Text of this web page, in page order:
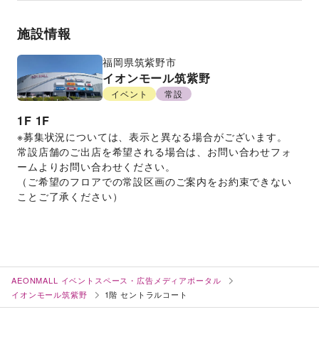
施設情報
福岡県筑紫野市
イオンモール筑紫野
イベント 常設
1F 1F
※募集状況については、表示と異なる場合がございます。
常設店舗のご出店を希望される場合は、お問い合わせフォ
ームよりお問い合わせください。
（ご希望のフロアでの常設区画のご案内をお約束できない
ことご了承ください）
AEONMALL イベントスペース・広告メディアポータル
イオンモール筑紫野
1階 セントラルコート